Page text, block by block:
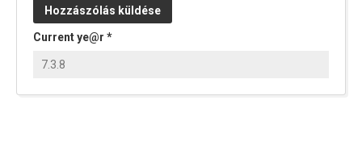
Current ye@r *